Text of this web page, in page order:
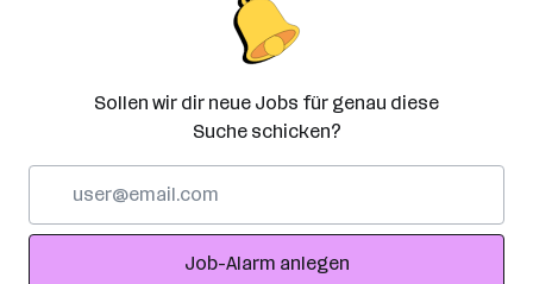
Sollen wir dir neue Jobs für genau diese
Suche schicken?
Adresse
Job-Alarm anlegen